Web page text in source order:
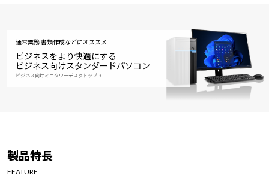
サーバー
ワークステーション
MousePro
iiyama
学習向けパソコン
おすすめ目玉パソコン
今イチオシのパソコンをピ
Windows 11|Copilot+ PC
通常業務 書類作成などにオススメ
ビジネスをより快適にする
ビジネス向けスタンダードパソコン
ビジネス向けミニタワーデスクトップPC
製品特長
FEATURE